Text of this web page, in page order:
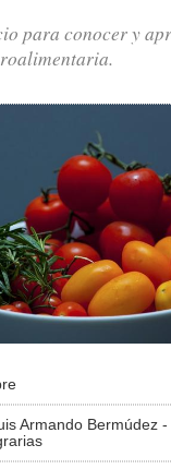
para conocer y
Armando Bermúdez